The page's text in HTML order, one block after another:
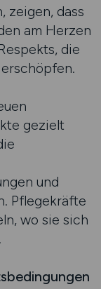
zeigen, dass
am Herzen
die
gezielt
und
Pflegekräfte
wo sie sich